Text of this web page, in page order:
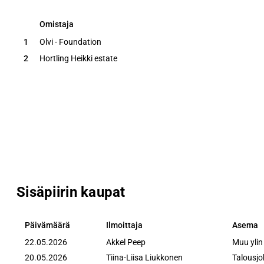
Omistaja
Omistaja
1
Olvi - Foundation
2
Hortling Heikki estate
Sisäpiirin kaupat
Päivämäärä Ilmoittaja Asema
Päivämäärä Ilmoittaja Asema
22.05.2026
Akkel Peep Muu
20.05.2026 Tiina-Liisa Liukkonen